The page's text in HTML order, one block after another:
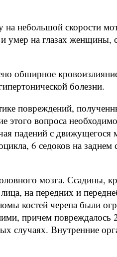
небольшой скорости
умер на глазах женщины,
обширное
болезни.
повреждений,
этого вопроса
падений с движущегося
6 седоков на заднем
мозга. Ссадины,
на передних и
костей черепа были
причем повреждалось
случаях. Внутренние